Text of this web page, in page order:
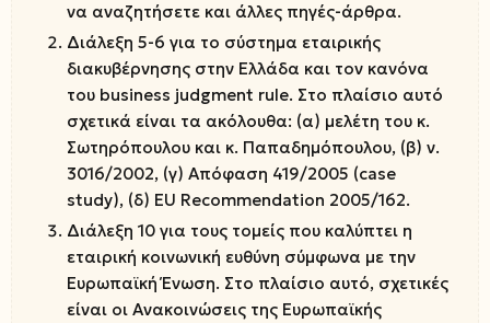
να αναζητήσετε και άλλες πηγές-άρθρα.
Διάλεξη 5-6 για το σύστημα εταιρικής
διακυβέρνησης στην Ελλάδα και τον κανόνα
του business judgment rule. Στο πλαίσιο αυτό
σχετικά είναι τα ακόλουθα: (α) μελέτη του κ.
Σωτηρόπουλου και κ. Παπαδημόπουλου, (β) ν.
3016/2002, (γ) Απόφαση 419/2005 (case
study), (δ) EU Recommendation 2005/162.
Διάλεξη 10 για τους τομείς που καλύπτει η
εταιρική κοινωνική ευθύνη σύμφωνα με την
Ευρωπαϊκή Ένωση. Στο πλαίσιο αυτό, σχετικές
είναι οι Ανακοινώσεις της Ευρωπαϊκής